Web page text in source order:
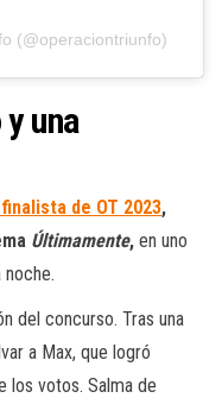
(@operaciontriunfo)
una
de OT 2023,
Últimamente, en uno
del concurso. Tras una
a Max, que logró
los votos. Salma de